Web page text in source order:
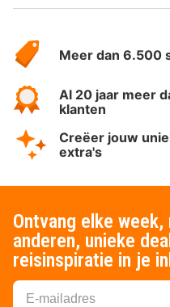
HotelSpecials
Meer dan 6.500
Al 20 jaar meer
klanten
Creëer jouw
extra's
Ontvang elke
anderen, unieke
reisinspiratie in je